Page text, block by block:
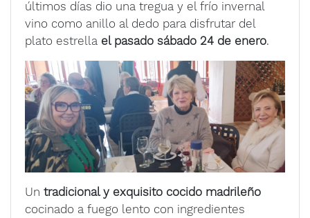
últimos días dio una tregua y el frío invernal
vino como anillo al dedo para disfrutar del
plato estrella el pasado sábado 24 de enero.
Un tradicional y exquisito cocido madrileño
cocinado a fuego lento con ingredientes